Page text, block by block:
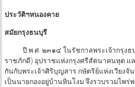
ประวัติฯหนองคาย
สมัยกรุงธนบุรี
ปี พ.ศ. ๒๓๑๔ ในรัชกาลพระเจ้ากรุงธ
ราชภักดี) อุปราชแห่งกรุงศรีสัตนาคนหุต แ
กันกับพระเจ้าศิริบุญสาร กษัตริย์แห่งเวียงจั
เป็นนายกองอยู่บ้านหินโงม จึงรวบรวมไพร่